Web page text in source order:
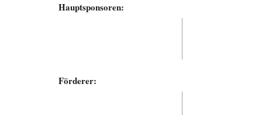
Hauptsponsoren:
Förderer: